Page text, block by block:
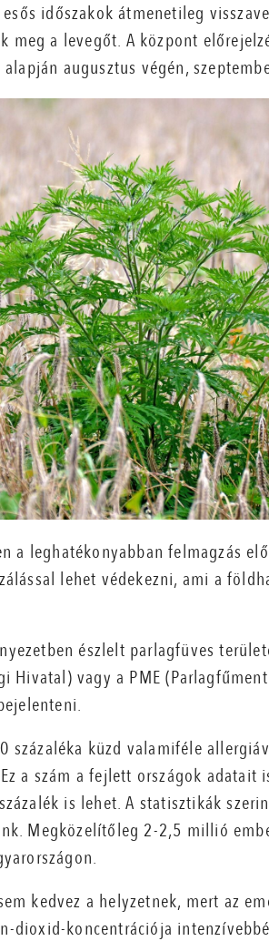
időszakok átmenetileg
a levegőt. A központ
augusztus végén,
a leghatékonyabban felmagzás
lehet védekezni, ami a
észlelt parlagfüves
Hivatal) vagy a PME
százaléka küzd valamiféle
a szám a fejlett országok adatait
is lehet. A statisztikák
Megközelítőleg 2-2,5 millió
kedvez a helyzetnek, mert az
dioxid-koncentrációja